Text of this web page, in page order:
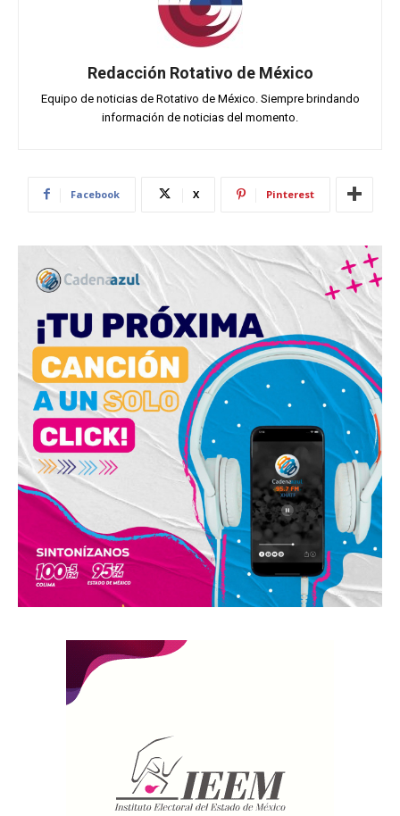
Redacción Rotativo de México
Equipo de noticias de Rotativo de México. Siempre brindando
información de noticias del momento.
Facebook X Pinterest